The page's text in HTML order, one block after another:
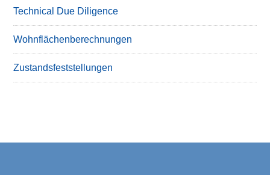
Technical Due Diligence
Wohnflächenberechnungen
Zustandsfeststellungen